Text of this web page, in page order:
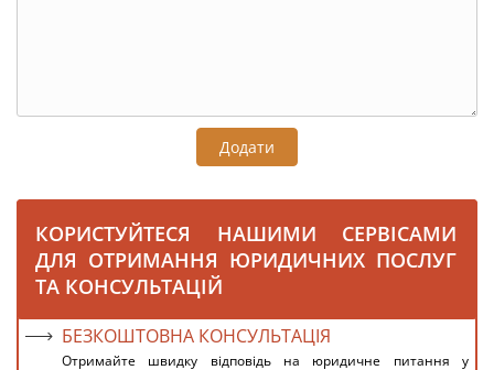
Додати
КОРИСТУЙТЕСЯ НАШИМИ СЕРВІСАМИ
ДЛЯ ОТРИМАННЯ ЮРИДИЧНИХ ПОСЛУГ
ТА КОНСУЛЬТАЦІЙ
БЕЗКОШТОВНА КОНСУЛЬТАЦІЯ
Отримайте швидку відповідь на юридичне питання у